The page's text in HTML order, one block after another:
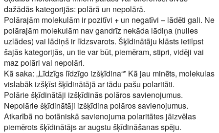
dažādās kategorijās: polārā un nepolārā.
Polārajām molekulām ir pozitīvi + un negatīvi – lādēti gali. Ne
polārajām molekulām nav gandrīz nekāda lādiņa (nulles
uzlādes) vai lādiņš ir līdzsvarots. Šķīdinātāju klāsts ietilpst
šajās kategorijās, un tie var būt, piemēram, stipri, vidēji vai
maz polāri vai nepolāri.
Kā saka: „Līdzīgs līdzīgo izšķīdina“” Kā jau minēts, molekulas
vislabāk izšķīst šķīdinātājā ar tādu pašu polaritāti.
Polārie šķīdinātāji izšķīdinās polāros savienojumus.
Nepolārie šķīdinātāji izšķīdina polāros savienojumus.
Atkarībā no botāniskā savienojuma polaritātes jāizvēlas
piemērots šķīdinātājs ar augstu šķīdināšanas spēju.